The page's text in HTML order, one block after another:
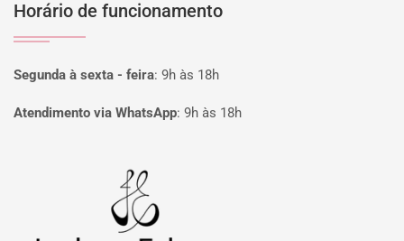
Horário de funcionamento
Segunda à sexta - feira: 9h às 18h
Atendimento via WhatsApp: 9h às 18h